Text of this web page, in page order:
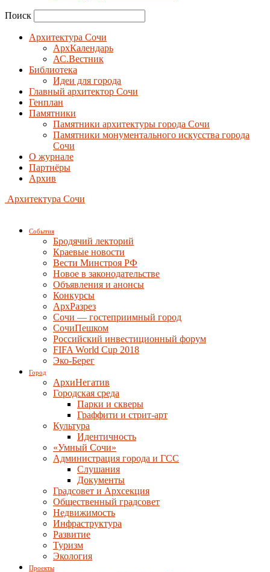
Поиск
Архитектура Сочи
АрхКалендарь
АС.Вестник
Библиотека
Идеи для города
Главный архитектор Сочи
Генплан
Памятники
Памятники архитектуры города Сочи
Памятники монументального искусства города
Сочи
О журнале
Партнёры
Архив
Архитектура Сочи
События
Бродячий лекторий
Краевые новости
Вести Минстроя РФ
Новое в законодательстве
Объявления и анонсы
Конкурсы
АрхРазрез
Сочи — гостеприимный город
СочиПешком
Российский инвестиционный форум
FIFA World Cup 2018
Эко-Берег
Город
АрхиНегатив
Городская среда
Парки и скверы
Граффити и стрит-арт
Культура
Идентичность
«Умный Сочи»
Администрация города и ГСС
Слушания
Документы
Градсовет и Архсекция
Общественный градсовет
Недвижимость
Инфраструктура
Развитие
Туризм
Экология
Проекты